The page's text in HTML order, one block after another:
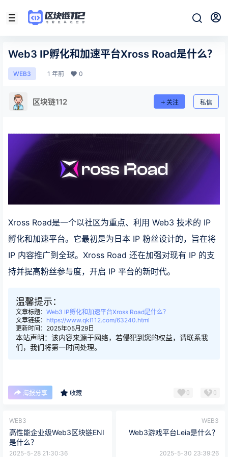
Web3 IP孵化和加速平台Xross Road是什么？
WEB3 1 年前 0
区块链112 关注 私信
Xross Road是一个以社区为重点、利用 Web3 技术的 IP
孵化和加速平台。它最初是为日本 IP 粉丝设计的，旨在将
IP 内容推广到全球。Xross Road 还在加强对现有 IP 的支
持并提高粉丝参与度，开启 IP 平台的新时代。
温馨提示：
文章标题： Web3 IP孵化和加速平台Xross Road是什么？
文章链接： https://www.qkl112.com/63240.html
更新时间：2025年05月29日
本站声明：该内容来源于网络，若侵犯到您的权益，请联系我
们，我们将第一时间处理。
海报分享 收藏 0 0
WEB3
高性能企业级Web3区块链ENI
是什么？
2025-5-28 21:30:36
WEB3
Web3游戏平台Leia是什么？
2025-5-30 23:39:26